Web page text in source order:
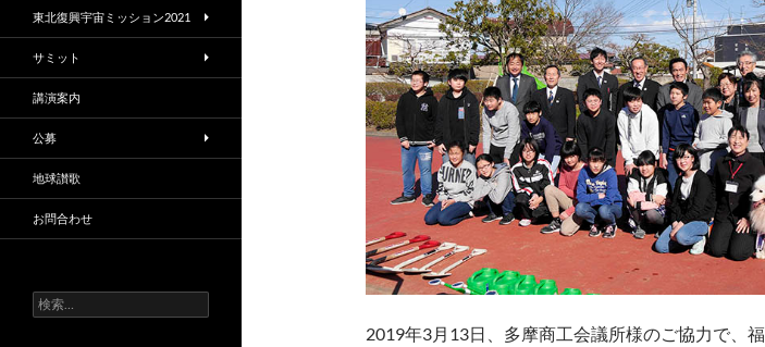
2019年3月13日、多摩商工会議所様のご協力で、
東北復興宇宙ミッション2021
サミット
講演案内
公募
地球讃歌
お問合わせ
検
索: